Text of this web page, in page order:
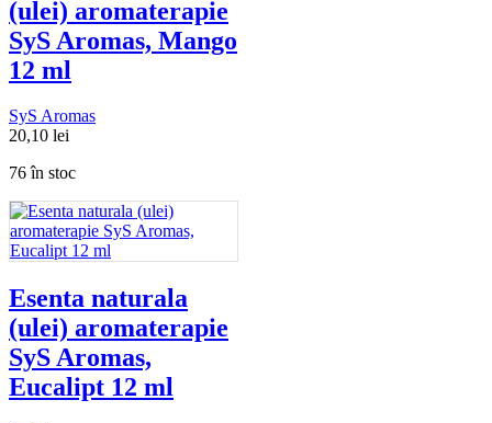
(ulei) aromaterapie
SyS Aromas, Mango
12 ml
SyS Aromas
20,10 lei
76 în stoc
Esenta naturala
(ulei) aromaterapie
SyS Aromas,
Eucalipt 12 ml